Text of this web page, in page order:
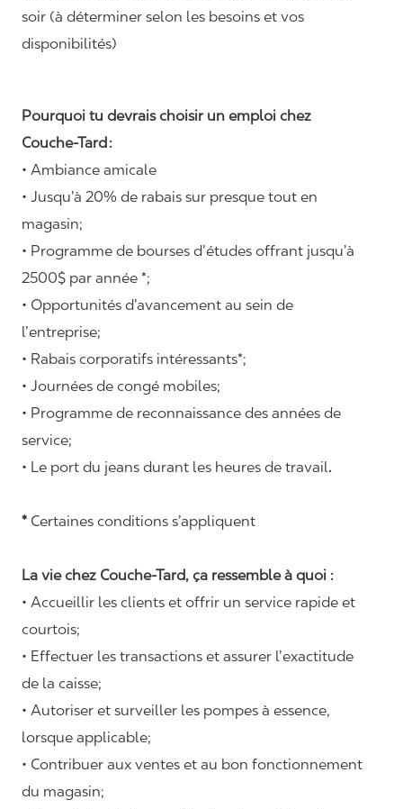
soir (à déterminer selon les besoins et vos
disponibilités)
Pourquoi tu devrais choisir un emploi chez
Couche-Tard :
• Ambiance amicale
• Jusqu’à 20% de rabais sur presque tout en
magasin;
• Programme de bourses d’études offrant jusqu’à
2500$ par année *;
• Opportunités d’avancement au sein de
l’entreprise;
• Rabais corporatifs intéressants*;
• Journées de congé mobiles;
• Programme de reconnaissance des années de
service;
• Le port du jeans durant les heures de travail.
* Certaines conditions s’appliquent
La vie chez Couche-Tard, ça ressemble à quoi :
• Accueillir les clients et offrir un service rapide et
courtois;
• Effectuer les transactions et assurer l’exactitude
de la caisse;
• Autoriser et surveiller les pompes à essence,
lorsque applicable;
• Contribuer aux ventes et au bon fonctionnement
du magasin;